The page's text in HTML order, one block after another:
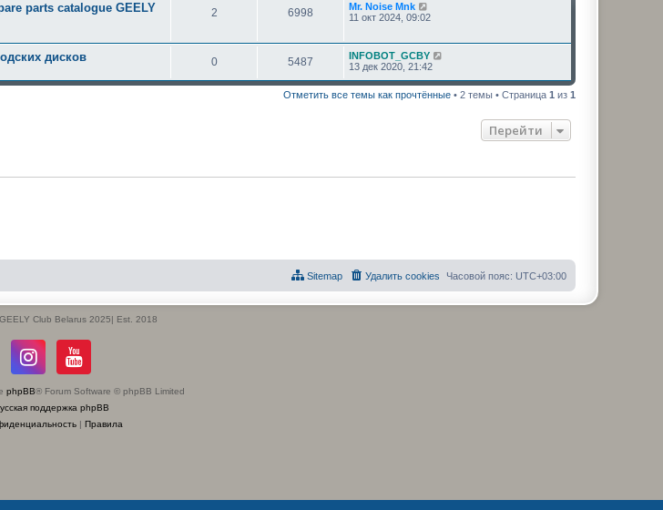
parts catalogue GEELY
2 6998
Mr. Noise Mnk
11 окт 2024, 09:02
дисков 0 5487
INFOBOT_GCBY
13 дек 2020, 21:42
Отметить все темы как прочтённые • 2 темы • Страница 1 из 1
Перейти
Часовой пояс: UTC+03:00
Удалить cookies
Sitemap
GEELY Club Belarus 2025| Est. 2018
phpBB® Forum Software © phpBB Limited
поддержка phpBB
| Правила